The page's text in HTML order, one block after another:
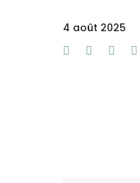
4 août 2025